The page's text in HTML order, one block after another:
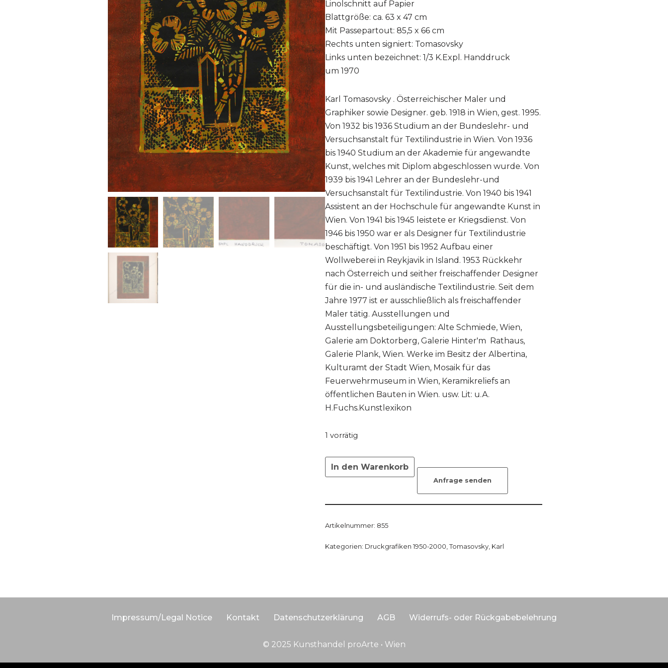
Linolschnitt auf Papier
Blattgröße: ca. 63 x 47 cm
Mit Passepartout: 85,5 x 66 cm
Rechts unten signiert: Tomasovsky
Links unten bezeichnet: 1/3 K.Expl. Handdruck
um 1970
Karl Tomasovsky . Österreichischer Maler und
Graphiker sowie Designer. geb. 1918 in Wien, gest. 1995.
Von 1932 bis 1936 Studium an der Bundeslehr- und
Versuchsanstalt für Textilindustrie in Wien. Von 1936
bis 1940 Studium an der Akademie für angewandte
Kunst, welches mit Diplom abgeschlossen wurde. Von
1939 bis 1941 Lehrer an der Bundeslehr-und
Versuchsanstalt für Textilindustrie. Von 1940 bis 1941
Assistent an der Hochschule für angewandte Kunst in
Wien. Von 1941 bis 1945 leistete er Kriegsdienst. Von
1946 bis 1950 war er als Designer für Textilindustrie
beschäftigt. Von 1951 bis 1952 Aufbau einer
Wollweberei in Reykjavik in Island. 1953 Rückkehr
nach Österreich und seither freischaffender Designer
für die in- und ausländische Textilindustrie. Seit dem
Jahre 1977 ist er ausschließlich als freischaffender
Maler tätig. Ausstellungen und
Ausstellungsbeteiligungen: Alte Schmiede, Wien,
Galerie am Doktorberg, Galerie Hinter'm Rathaus,
Galerie Plank, Wien. Werke im Besitz der Albertina,
Kulturamt der Stadt Wien, Mosaik für das
Feuerwehrmuseum in Wien, Keramikreliefs an
öffentlichen Bauten in Wien. usw. Lit: u.A.
H.Fuchs.Kunstlexikon
1 vorrätig
In den Warenkorb
Anfrage senden
Artikelnummer: 855
Kategorien: Druckgrafiken 1950-2000 ,Tomasovsky, Karl
Impressum/Legal Notice Kontakt Datenschutzerklärung AGB Widerrufs- oder Rückgabebelehrung
© 2025 Kunsthandel proArte • Wien